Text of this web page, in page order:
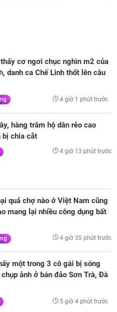
cơ ngơi chục nghìn m2 của
danh ca Chế Linh thốt lên câu
4 giờ 1 phút trước
hàng trăm hộ dân rẻo cao
bị chia cắt
4 giờ 13 phút trước
quả chợ nào ở Việt Nam cũng
mang lại nhiều công dụng bất
4 giờ 35 phút trước
một trong 3 cô gái bị sóng
ảnh ở bán đảo Sơn Trà, Đà
5 giờ 4 phút trước